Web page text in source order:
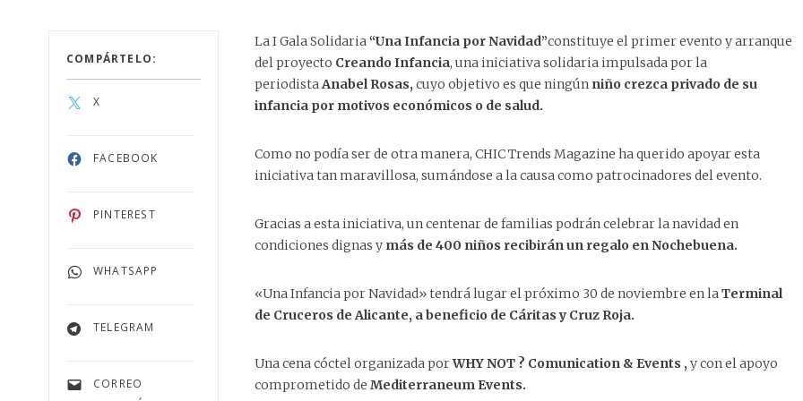
15 ABRIL, 2025 BODAS,CHIC TRENDS RECOMIENDA
Diseña las Invitaciones de Boda
de tus Sueños con Canva:
un click
y
27 ABRIL, 2026 MODA SOSTENIBLE ,TENDENCIAS
El programa de gestión para
redefiniendo el retail
9 MARZO, 2026 EVENTOS ,REENCUENTROS
la promoción 1975-76 del Colegio
Inmaculada Jesuitas de Alicante
MORE
La
19
2 MARZO, 2026 BELLEZA,COSMÉTICA SOSTENIBLE
Piel radiante como nunca antes:
natural
5
DECORACIÓN SOSTENIBLE
MODA SOSTENIBLE
Alicante vuelve a desfilar hacia el
futuro de la moda baño española
Entrenadores personales : la
clave para transformar tu cuerpo
me
La I Gala Solidaria “Una Infancia por Navidad”constituye el primer evento y arranque
del proyecto Creando Infancia, una iniciativa solidaria impulsada por la
periodistaAnabel Rosas, cuyo objetivo es que ningún niño crezca privado de su
infancia por motivos económicos o de salud.
Como no podía ser de otra manera, CHIC Trends Magazine ha querido apoyar esta
iniciativa tan maravillosa, sumándose a la causa como patrocinadores del evento.
Gracias a esta iniciativa, un centenar de familias podrán celebrar la navidad en
condiciones dignas y más de 400 niños recibirán un regalo en Nochebuena.
«Una Infancia por Navidad» tendrá lugar el próximo 30 de noviembre en laTerminal
de Cruceros de Alicante, a beneficio de Cáritas y Cruz Roja.
Una cena cóctel organizada porWHY NOT ? Comunication & Events , y con el apoyo
comprometido de Mediterraneum Events.
COMPÁRTELO:
X
FACEBOOK
PINTEREST
WHATSAPP
TELEGRAM
CORREO